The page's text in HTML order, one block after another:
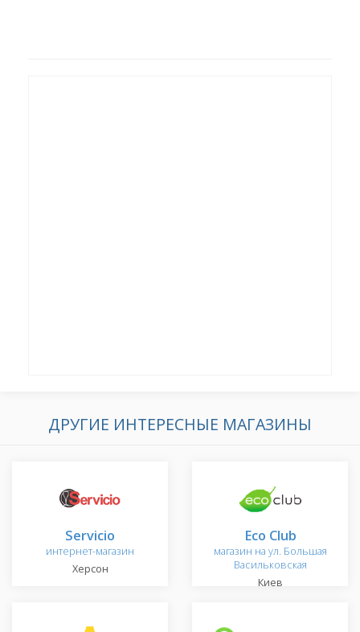
ДРУГИЕ ИНТЕРЕСНЫЕ МАГАЗИНЫ
Servicio
интернет-магазин
Херсон
Eco Club
магазин на ул. Большая
Васильковская
Киев